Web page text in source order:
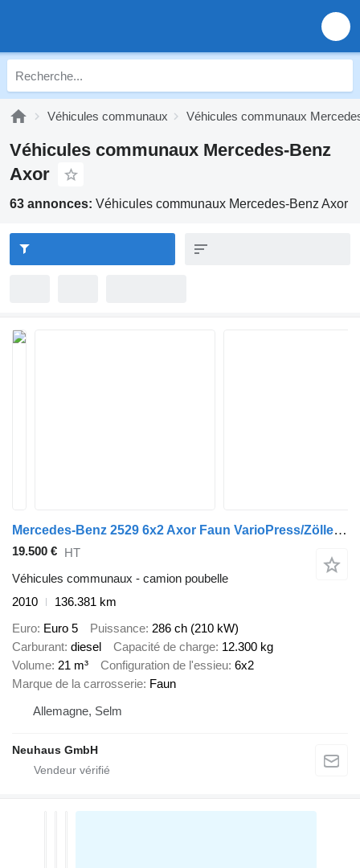
Véhicules communaux Véhicules communaux
Véhicules communaux Mercedes-Benz
Axor
63 annonces: Véhicules communaux Mercedes-Benz Axor
Mercedes-Benz 2529 6x2 Axor Faun VarioPress/Zöller Kombi
19.500 € HT
Véhicules communaux - camion poubelle
2010
136.381 km
Euro Euro 5 Puissance 286 ch (210 kW)
Carburant diesel Capacité de charge 12.300 kg
Volume 21 m³ Configuration de l'essieu 6x2
Marque de la carrosserie Faun
Allemagne, Selm
Neuhaus GmbH